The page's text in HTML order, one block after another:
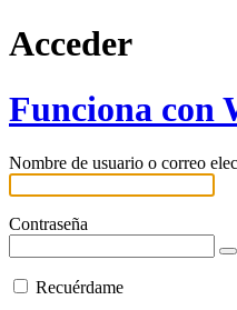
Acceder
Funciona con
Nombre de usuario o correo
Contraseña
Recuérdame